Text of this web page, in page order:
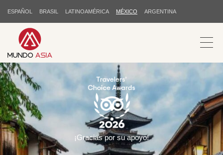
ESPAÑOL BRASIL LATINOAMÉRICA MÉXICO ARGENTINA
¡Gracias por su apoyo!